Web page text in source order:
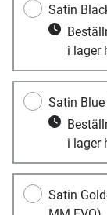
Satin
i lager
Satin
i lager
Satin